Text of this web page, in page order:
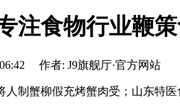
注食物行业鞭
06:42 作者: J9旗舰厅·官方网站
蟹柳假充烤蟹肉受；山东特医